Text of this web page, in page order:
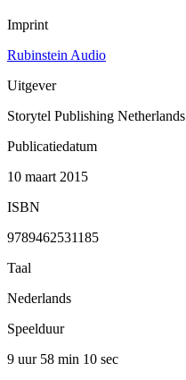
Imprint
Rubinstein Audio
Uitgever
Storytel Publishing Netherlands
Publicatiedatum
10 maart 2015
ISBN
9789462531185
Taal
Nederlands
Speelduur
9 uur 58 min 10 sec